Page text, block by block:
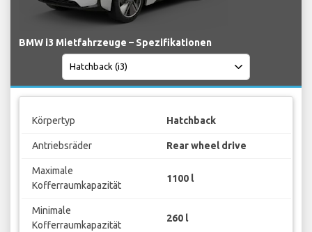
BMW i3 Mietfahrzeuge – Spezifikationen
Körpertyp Hatchback
Antriebsräder Rear wheel drive
Maximale
Kofferraumkapazität
1100 l
Minimale
Kofferraumkapazität
260 l